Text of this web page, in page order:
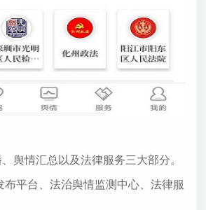
舆情汇总以及法律服务三大部分。
布平台、法治舆情监测中心、法律服